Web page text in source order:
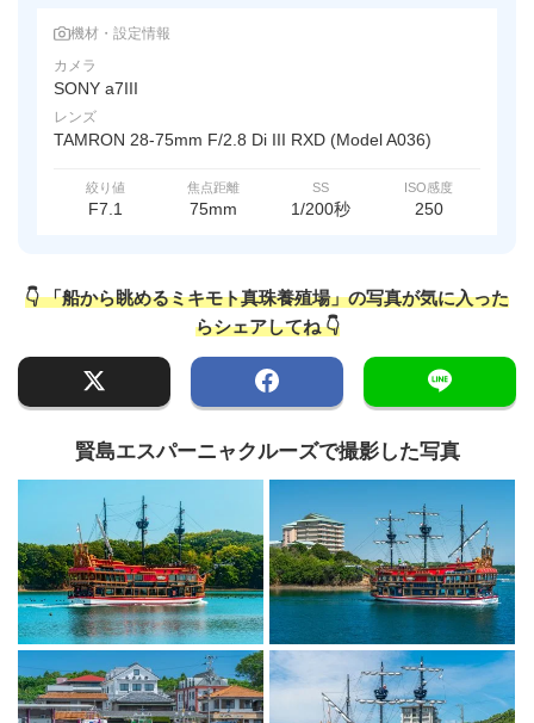
機材・設定情報
カメラ
SONY a7III
レンズ
TAMRON 28-75mm F/2.8 Di III RXD (Model A036)
絞り値
F7.1
焦点距離
75mm
SS
1/200秒
ISO感度
250
👇 「船から眺めるミキモト真珠養殖場」の写真が気に入った
らシェアしてね 👇
賢島エスパーニャクルーズで撮影した写真